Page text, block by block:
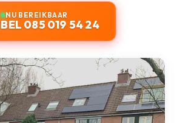
NU BEREIKBAAR
BEL 085 019 54 24